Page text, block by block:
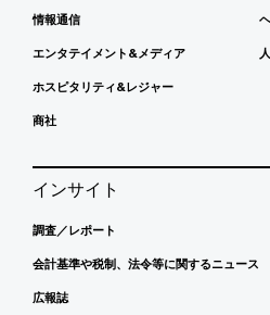
情報通信
エンタテイメント&メディア
ホスピタリティ&レジャー
商社
インサイト
調査／レポート
会計基準や税制、法令等に関するニュース
広報誌